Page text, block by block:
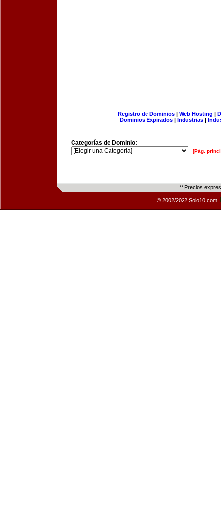
Registro de Dominios| Web Hosting |
Dominios Expirados | Industrias |
Categorías de Dominio:
[Pág.
** Precios
© 2002/2022 Solo10.com